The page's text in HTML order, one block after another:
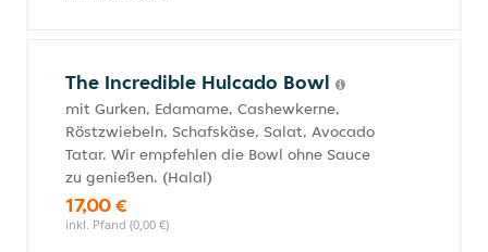
The Incredible Hulcado Bowl
mit Gurken, Edamame, Cashewkerne,
Röstzwiebeln, Schafskäse, Salat, Avocado
Tatar. Wir empfehlen die Bowl ohne Sauce
zu genießen. (Halal)
17,00 €
inkl. Pfand (0,00 €)